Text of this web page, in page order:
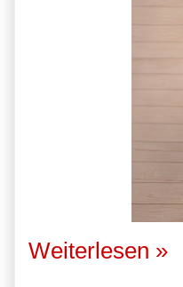
Weiterlesen »